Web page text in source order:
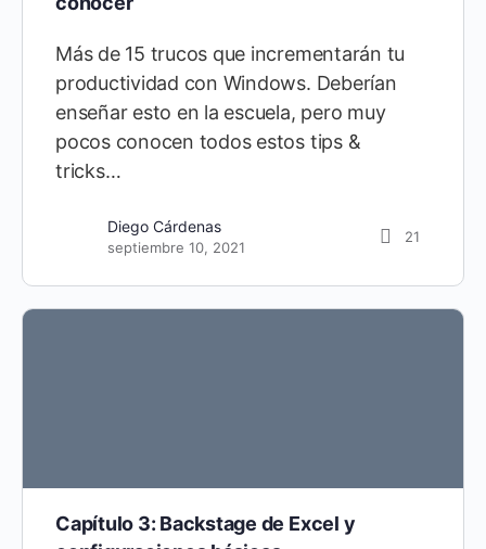
Más de 15 trucos que incrementarán tu
productividad con Windows. Deberían
enseñar esto en la escuela, pero muy
pocos conocen todos estos tips &
tricks…
Diego Cárdenas
septiembre 10, 2021
21
Capítulo 3: Backstage de Excel y